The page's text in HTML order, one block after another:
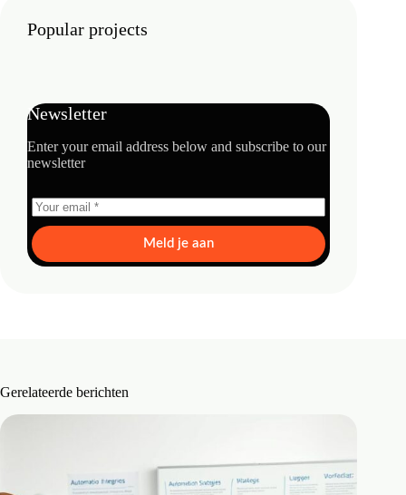
Popular projects
Newsletter
Enter your email address below and subscribe to our
newsletter
Meld je aan
Gerelateerde berichten